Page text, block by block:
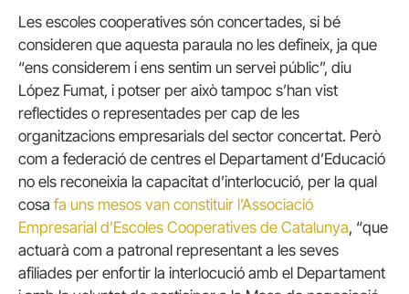
Les escoles cooperatives són concertades, si bé
consideren que aquesta paraula no les defineix, ja que
“ens considerem i ens sentim un servei públic”, diu
López Fumat, i potser per això tampoc s’han vist
reflectides o representades per cap de les
organitzacions empresarials del sector concertat. Però
com a federació de centres el Departament d’Educació
no els reconeixia la capacitat d’interlocució, per la qual
cosa fa uns mesos van constituir l’Associació
Empresarial d’Escoles Cooperatives de Catalunya, “que
actuarà com a patronal representant a les seves
afiliades per enfortir la interlocució amb el Departament